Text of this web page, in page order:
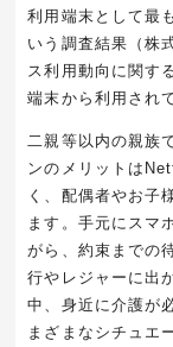
利用端末として最
いう調査結果（株
ス利用動向に関す
端末から利用され
二親等以内の親族
ンのメリットは
く、配偶者やお子
ます。手元にスマ
がら、約束までの
行やレジャーに出
中、身近に介護が
まざまなシチュエ